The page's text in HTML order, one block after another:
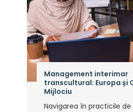
Management interimar
transcultural: Europa și
Mijlociu
Navigarea în practicile